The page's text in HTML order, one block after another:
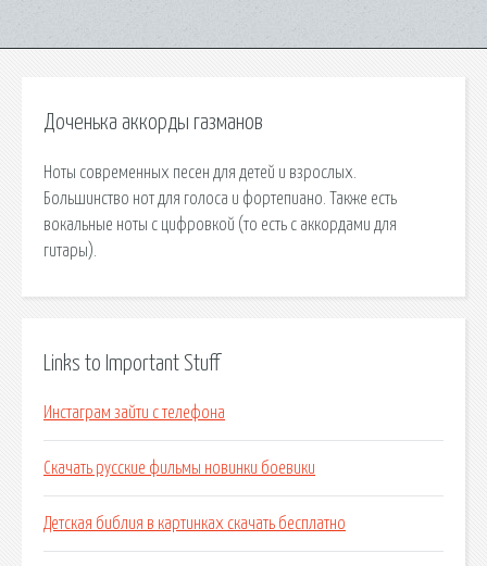
Доченька аккорды газманов
Ноты современных песен для детей и взрослых.
Большинство нот для голоса и фортепиано. Также есть
вокальные ноты с цифровкой (то есть с аккордами для
гитары).
Links to Important Stuff
Инстаграм зайти с телефона
Скачать русские фильмы новинки боевики
Детская библия в картинках скачать бесплатно